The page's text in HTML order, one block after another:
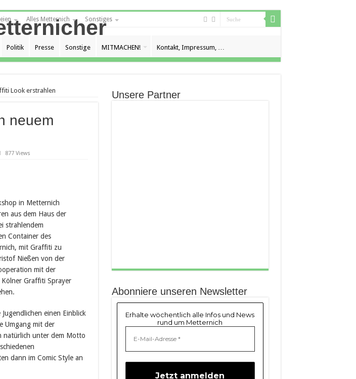
Alles Metternich Sonstiges
Politik Presse Sonstige MITMACHEN! Kontakt, Impressum, …
Look erstrahlen
neuem
877 Views
in Metternich
aus dem Haus der
strahlendem
Container des
mit Graffiti zu
Nießen von der
mit der
Graffiti Sprayer
einen Einblick
Umgang mit der
natürlich unter dem Motto
dann im Comic Style an
Unsere Partner
Abonniere unseren Newsletter
Erhalte wöchentlich alle Infos und News
rund um Metternich